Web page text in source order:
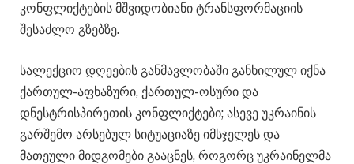
კონფლიქტების მშვიდობიანი ტრანსფორმაციის
შესაძლო გზებზე.
სალექციო დღეების განმავლობაში განხილულ იქნა
ქართულ-აფხაზური, ქართულ-ოსური და
დნესტრისპირეთის კონფლიქტები; ასევე უკრაინის
გარშემო არსებულ სიტუაციაზე იმსჯელეს და
მათეული მიდგომები გააცნეს, როგორც უკრაინელმა